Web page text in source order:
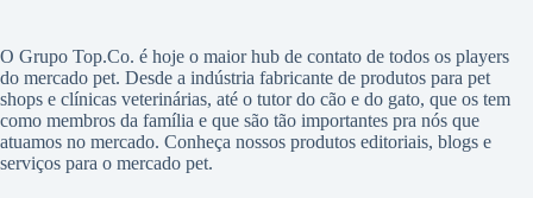
O Grupo Top.Co. é hoje o maior hub de contato de todos os players
do mercado pet. Desde a indústria fabricante de produtos para pet
shops e clínicas veterinárias, até o tutor do cão e do gato, que os tem
como membros da família e que são tão importantes pra nós que
atuamos no mercado. Conheça nossos produtos editoriais, blogs e
serviços para o mercado pet.